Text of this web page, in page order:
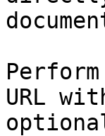
URL